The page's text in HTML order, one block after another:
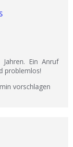
Ein Anruf
problemlos!
vorschlagen